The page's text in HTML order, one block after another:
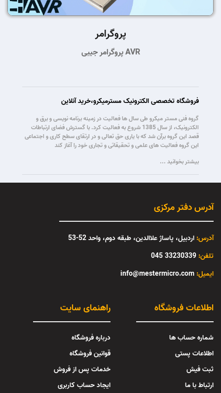
پروگرامر
پروگرامر جیبی AVR
فروشگاه تخصصی الکترونیک مسترمیکرو،خرید آنلاین
گروه فنی مستر میکرو طی سال ها فعالیت در زمینه برنامه نویسی و برق و
الکترونیک، از سال 1385 شروع به فعالیت کرد. با گسترش فضای ارتباطات
قصد این گروه برآن شد که با یاری حق تعالی و در ارتقای سطح کاری و اجتماعی
این گروه فعالیت های علمی و تحقیقاتی و تجاری خود را آغاز کند
بیشتر بخوانید ...
آدرس دفتر مرکزی
آدرس: اردبیل، پاساژ علاالدین، طبقه دوم، واحد 52-53
تلفن: 33230339 045
info@mestermicro.com :ایمیل
راهنمای سایت
درباره فروشگاه
قوانین فروشگاه
خدمات پس از فروش
ایجاد حساب کاربری
اطلاعات فروشگاه
شماره حساب ها
اطلاعات پستی
ثبت فیش
ارتباط با ما